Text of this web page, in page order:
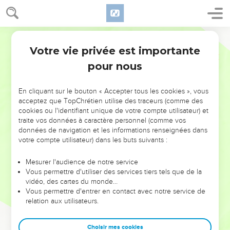
NE MANQUEZ PAS L’ÉVÉNEMENT
DE L’ANNÉE !
ET SI LEURS ERREURS POUVAIENT VOUS ÉVITER LES
VOTRES ?
leur foi ou leur vision. Mais on voit moins les doutes, les erreurs
et les saisons difficiles qu'ils ont traversés, alors même que ce
sont elles qui les ont façonnés.
Dans cette conférence, leaders, entrepreneurs, et responsables
clés pour avancer avec plus de sagesse afin que leurs erreurs
Votre vie privée est importante
pour nous
En cliquant sur le bouton « Accepter tous les cookies », vous
acceptez que TopChrétien utilise des traceurs (comme des
cookies ou l'identifiant unique de votre compte utilisateur) et
traite vos données à caractère personnel (comme vos
données de navigation et les informations renseignées dans
votre compte utilisateur) dans les buts suivants :
Mesurer l'audience de notre service
Vous permettre d'utiliser des services tiers tels que de la
vidéo, des cartes du monde…
Vous permettre d'entrer en contact avec notre service de
relation aux utilisateurs.
Choisir mes cookies